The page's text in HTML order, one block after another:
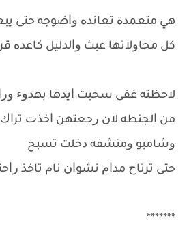
ﻫﻲ ﻣﺘﻌﻤﺪﺓ ﺗﻌﺎﻧﺪﻩ ﻭﺍﺿﻮﺟﻪ ﺣﺘﻰ
ﻛﻞ ﻣﺤﺎﻭﻻﺗﻬﺎ ﻋﺒﺚ ﻭﺍﻟﺪﻟﻴﻞ ﻛﺎﻋﺪﻩ
ﻻﺣﻈﺘﻪ ﻏﻔﻰ ﺳﺤﺒﺖ ﺍﻳﺪﻫﺎ ﺑﻬﺪﻭﺀ
ﻣﻦ ﺍﻟﺠﻨﻄﻪ ﻻﻥ ﺭﺟﻌﺘﻬﻦ ﺍﺧﺬﺕ
ﻭﺷﺎﻣﺒﻮ ﻭﻣﻨﺸﻔﻪ ﺩﺧﻠﺖ ﺗﺴﺒﺢ
ﺣﺘﻰ ﺗﺮﺗﺎﺡ ﻣﺪﺍﻡ ﻧﺸﻮﺍﻥ ﻧﺎﻡ ﺗﺎﺧﺬ
*******